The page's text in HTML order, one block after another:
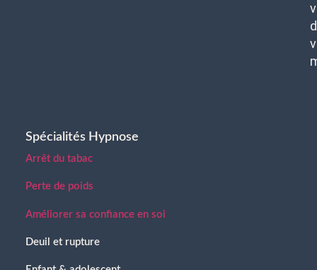
Spécialités Hypnose
Arrêt du tabac
Perte de poids
Améliorer sa confiance en soi
Deuil et rupture